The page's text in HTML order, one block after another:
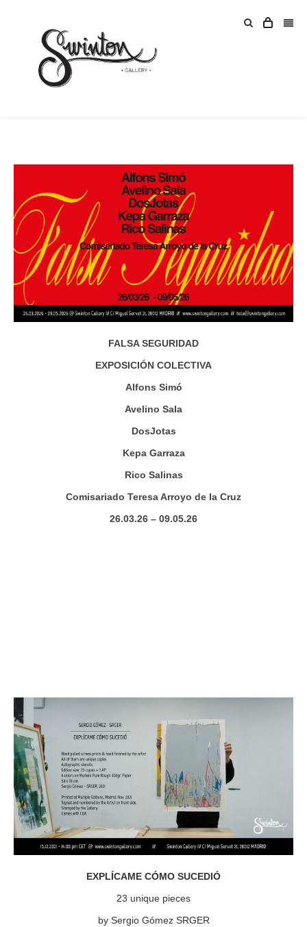
FALSA SEGURIDAD
EXPOSICIÓN COLECTIVA
Alfons Simó
Avelino Sala
DosJotas
Kepa Garraza
Rico Salinas
Comisariado Teresa Arroyo de la Cruz
26.03.26 – 09.05.26
EXPLÍCAME CÓMO SUCEDIÓ
23 unique pieces
by Sergio Gómez SRGER